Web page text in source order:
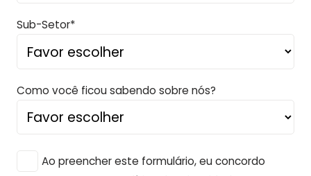
Sub-Setor*
Como você ficou sabendo sobre nós?
Ao preencher este formulário, eu concordo